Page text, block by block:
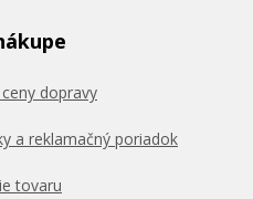
dopravy
a reklamačný poriadok
tovaru